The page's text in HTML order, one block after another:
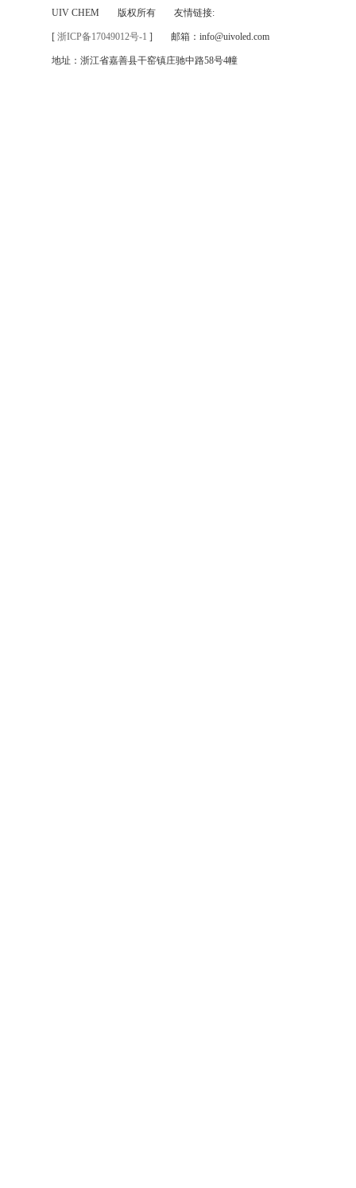
UIV CHEM 版权所有 友情链接:
[ 浙ICP备17049012号-1 ] 邮箱：info@uivoled.com
地址：浙江省嘉善县干窑镇庄驰中路58号4幢